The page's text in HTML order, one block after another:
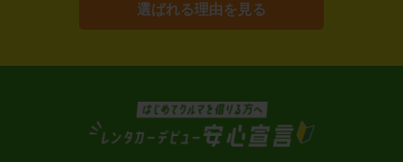
選ばれる理由を見る